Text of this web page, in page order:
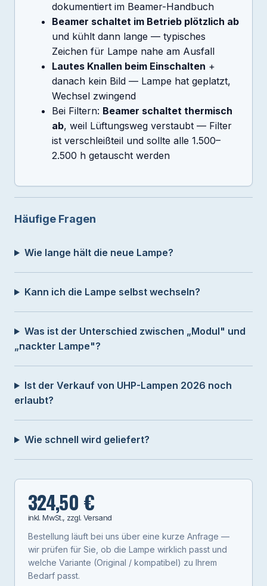
dokumentiert im Beamer-Handbuch
Beamer schaltet im Betrieb plötzlich ab
und kühlt dann lange — typisches
Zeichen für Lampe nahe am Ausfall
Lautes Knallen beim Einschalten +
danach kein Bild — Lampe hat geplatzt,
Wechsel zwingend
Bei Filtern: Beamer schaltet thermisch
ab, weil Lüftungsweg verstaubt — Filter
ist verschleißteil und sollte alle 1.500–
2.500 h getauscht werden
Häufige Fragen
Wie lange hält die neue Lampe?
Kann ich die Lampe selbst wechseln?
Was ist der Unterschied zwischen „Modul" und
„nackter Lampe"?
Ist der Verkauf von UHP-Lampen 2026 noch
erlaubt?
Wie schnell wird geliefert?
324,50 €
inkl. MwSt., zzgl. Versand
Bestellung läuft bei uns über eine kurze Anfrage —
wir prüfen für Sie, ob die Lampe wirklich passt und
welche Variante (Original / kompatibel) zu Ihrem
Bedarf passt.